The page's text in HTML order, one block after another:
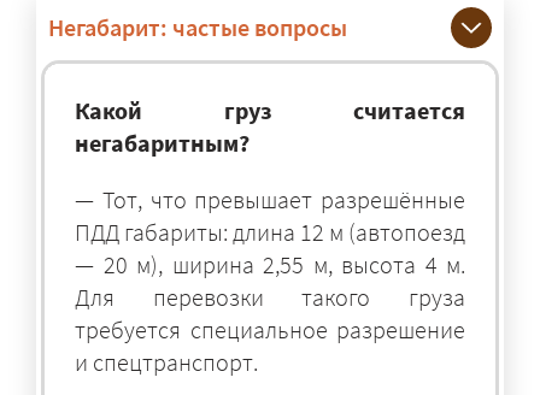
Негабарит: частые вопросы
Какой груз считается
негабаритным?
— Тот, что превышает разрешённые
ПДД габариты: длина 12 м (автопоезд
— 20 м), ширина 2,55 м, высота 4 м.
Для перевозки такого груза
требуется специальное разрешение
и спецтранспорт.